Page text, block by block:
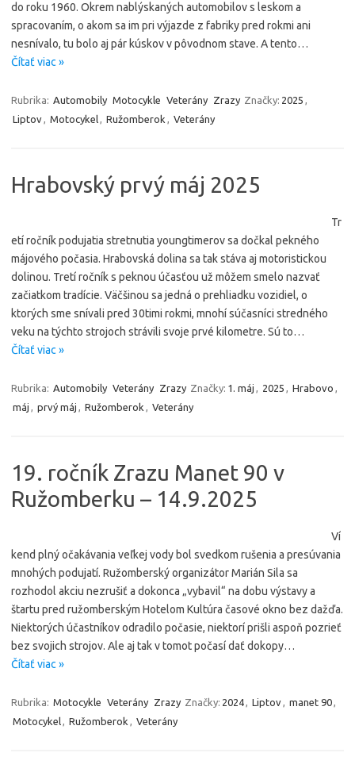
do roku 1960. Okrem nablýskaných automobilov s leskom a
spracovaním, o akom sa im pri výjazde z fabriky pred rokmi ani
nesnívalo, tu bolo aj pár kúskov v pôvodnom stave. A tento…
Čítať viac »
Rubrika: Automobily Motocykle Veterány Zrazy Značky: 2025 ,
Liptov, Motocykel, Ružomberok , Veterány
Hrabovský prvý máj 2025
Tr
etí ročník podujatia stretnutia youngtimerov sa dočkal pekného
májového počasia. Hrabovská dolina sa tak stáva aj motoristickou
dolinou. Tretí ročník s peknou účasťou už môžem smelo nazvať
začiatkom tradície. Väčšinou sa jedná o prehliadku vozidiel, o
ktorých sme snívali pred 30timi rokmi, mnohí súčasníci stredného
veku na týchto strojoch strávili svoje prvé kilometre. Sú to…
Čítať viac »
Rubrika: Automobily Veterány Zrazy Značky: 1. máj , 2025 , Hrabovo ,
máj , prvý máj , Ružomberok , Veterány
19. ročník Zrazu Manet 90 v
Ružomberku – 14.9.2025
Ví
kend plný očakávania veľkej vody bol svedkom rušenia a presúvania
mnohých podujatí. Ružomberský organizátor Marián Sila sa
rozhodol akciu nezrušiť a dokonca „vybavil“ na dobu výstavy a
štartu pred ružomberským Hotelom Kultúra časové okno bez dažďa.
Niektorých účastníkov odradilo počasie, niektorí prišli aspoň pozrieť
bez svojich strojov. Ale aj tak v tomot počasí dať dokopy…
Čítať viac »
Rubrika: Motocykle Veterány Zrazy Značky: 2024, Liptov, manet 90,
Motocykel, Ružomberok , Veterány